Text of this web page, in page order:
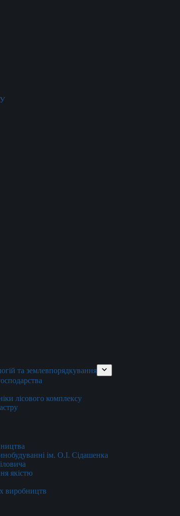
та землевпорядкування
лісового комплексу
ім. О.І. Сідашенка
якістю
виробництв